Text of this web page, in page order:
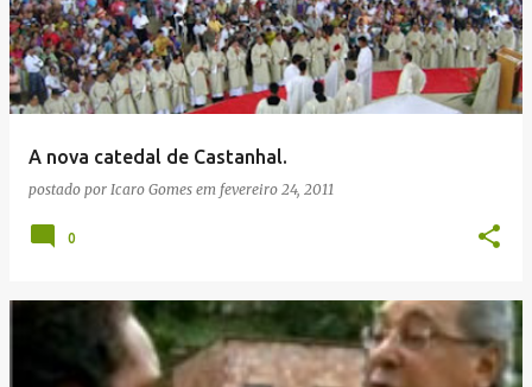
A nova catedal de Castanhal.
postado por Icaro Gomes em fevereiro 24, 2011
0